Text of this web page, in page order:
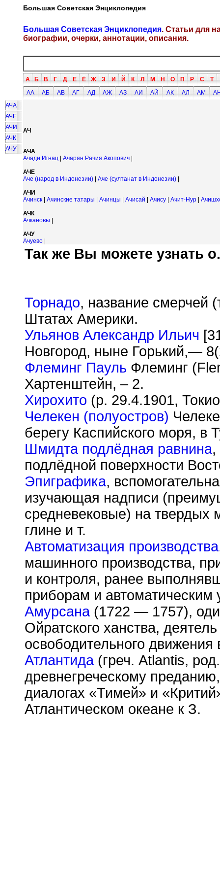
Большая Советская Энциклопедия
Большая Советская Энциклопедия. Статьи для
биографии, очерки, аннотации, описания.
А Б В Г Д Е Ё Ж З И Й К Л М Н О П Р С Т
АА
АБ АВ АГ АД АЖ АЗ АИ АЙ АК АЛ АМ
АЧА
АЧЕ
АЧИ
АЧК
АЧУ
АЧ
АЧА
Ачади Игнац
Ачарян Рачия Акопович
АЧЕ
Аче (народ в Индонезии)
Аче (султанат в Индонезии)
АЧИ
Ачинск
Ачинские татары Ачинцы Ачисай Ачису Ачит-Нур
АЧК
Ачкановы
АЧУ
Ачуево
Так же Вы можете узнать
Торнадо, название смерчей
Штатах Америки.
Ульянов Александр Ильич
Новгород, ныне Горький,—
Флеминг Пауль Флеминг
Хартенштейн, – 2.
Хирохито (р. 29.4.1901,
Челекен (полуостров)
берегу Каспийского моря, в
Шмидта подлёдная равнина,
подлёдной поверхности
Эпиграфика,
изучающая надписи
средневековые) на твердых
глине и т.
Автоматизация производства
машинного производства,
и контроля, ранее
приборам и автоматическим
Амурсана(1722 — 1757),
Ойратского ханства,
освободительного
Атлантида(греч. Atlantis,
древнегреческому
диалогах «Тимей» и
Атлантическом океане к З.